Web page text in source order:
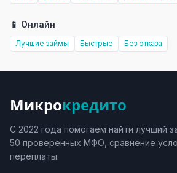
📱 Онлайн
Лучшие займы Быстрые Без отказа
Микрокредито
С 2022 года помогаем найти лучший
50 проверенных МФО, сравнение
переплаты.